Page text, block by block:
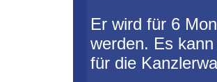
Er wird für 6
werden. Es
für die